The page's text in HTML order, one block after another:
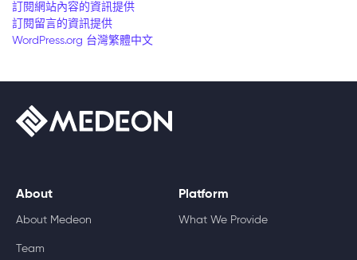
訂閱網站內容的資訊提供
訂閱留言的資訊提供
WordPress.org 台灣繁體中文
About
About Medeon
Team
Platform
What We Provide